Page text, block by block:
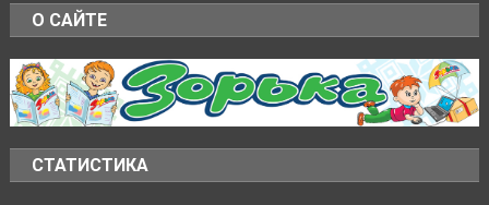
О САЙТЕ
СТАТИСТИКА